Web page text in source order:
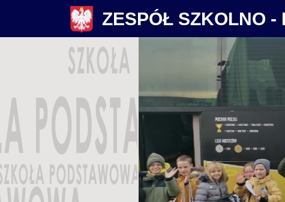
ZESPÓŁ SZKOLNO -